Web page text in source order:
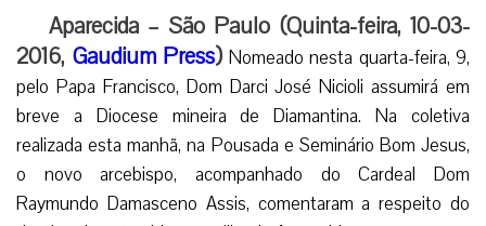
Aparecida – São Paulo (Quinta-feira, 10-03-
2016, Gaudium Press) Nomeado nesta quarta-feira, 9,
pelo Papa Francisco, Dom Darci José Nicioli assumirá em
breve a Diocese mineira de Diamantina. Na coletiva
realizada esta manhã, na Pousada e Seminário Bom Jesus,
o novo arcebispo, acompanhado do Cardeal Dom
Raymundo Damasceno Assis, comentaram a respeito do